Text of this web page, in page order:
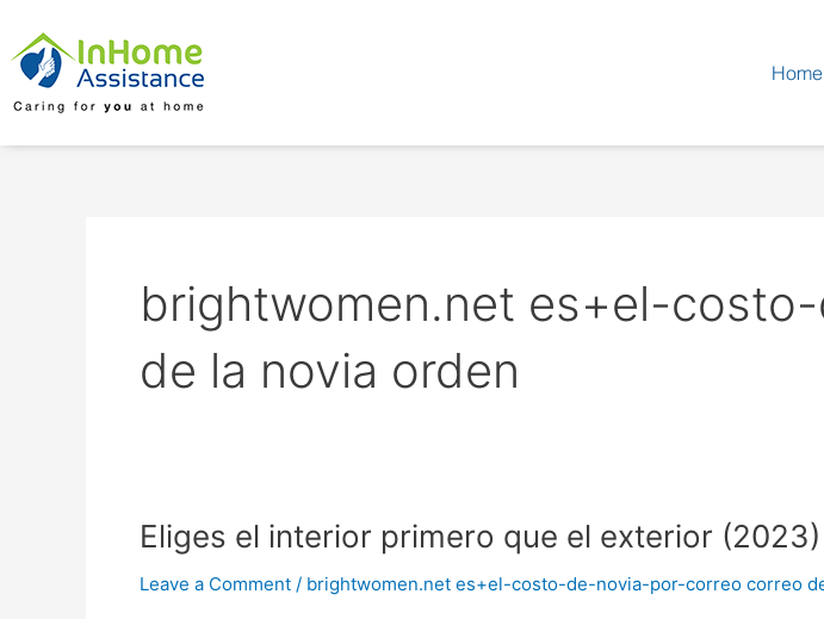
content
Home
brightwomen.net es+el-
de la novia orden
Eliges el interior primero que el exterior (2023)
Leave a Comment / brightwomen.net es+el-costo-de-novia-por-correo correo
Eliges
interior